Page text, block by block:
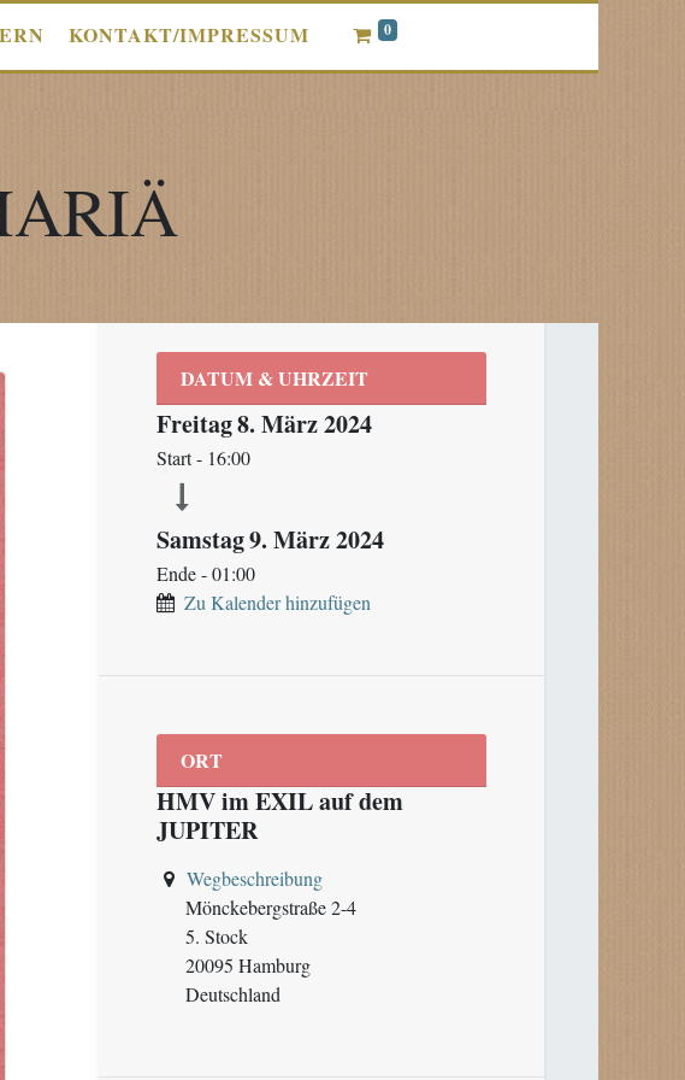
KONTAKT/IMPRESSUM 0
DATUM & UHRZEIT
Freitag8. März 2024
Start - 16:00
Samstag9. März 2024
Ende -01:00
Zu Kalender hinzufügen
ORT
HMV im EXIL auf dem
JUPITER
Wegbeschreibung
Mönckebergstraße 2-4
5. Stock
20095 Hamburg
Deutschland